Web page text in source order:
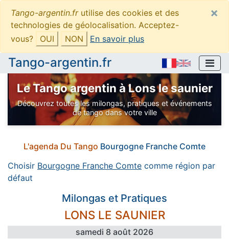
Tango-argentin.frutilise des cookies et des
technologies de géolocalisation. Acceptez-
vous?
OUI NON En savoir plus
×
Tango-argentin.fr
Le Tango argentin à Lons le saunier
Découvrez toutes les milongas, pratiques et événements
de tango dans votre ville
L'agenda Du Tango Bourgogne Franche Comte
Choisir Bourgogne Franche Comte comme région par
défaut
Milongas et Pratiques
LONS LE SAUNIER
samedi 8 août 2026